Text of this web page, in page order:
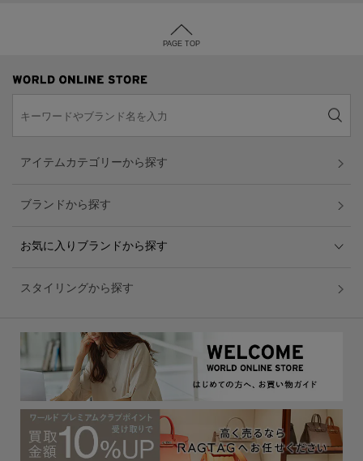
PAGE TOP
アイテムカテゴリーから探す
ブランドから探す
お気に入りブランドから探す
スタイリングから探す